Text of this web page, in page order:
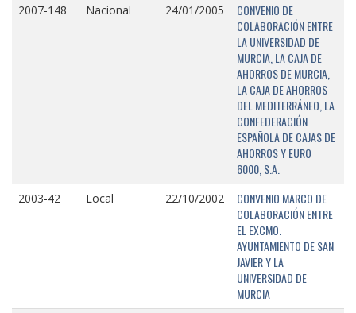
2007-148 Nacional 24/01/2005
CONVENIO DE
COLABORACIÓN ENTRE
LA UNIVERSIDAD DE
MURCIA, LA CAJA DE
AHORROS DE MURCIA,
LA CAJA DE AHORROS
DEL MEDITERRÁNEO, LA
CONFEDERACIÓN
ESPAÑOLA DE CAJAS DE
AHORROS Y EURO
6000, S.A.
2003-42 Local 22/10/2002
CONVENIO MARCO DE
COLABORACIÓN ENTRE
EL EXCMO.
AYUNTAMIENTO DE SAN
JAVIER Y LA
UNIVERSIDAD DE
MURCIA